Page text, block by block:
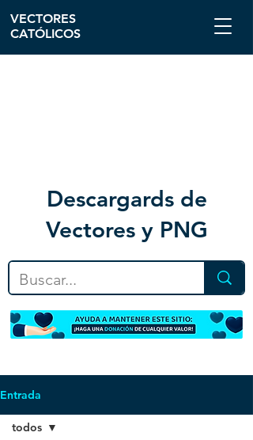
Descargards de
Vectores y PNG
VECTORES
CATÓLICOS
Entrada
todos